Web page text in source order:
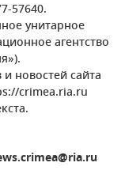
57640.
унитарное
агентство
новостей сайта
crimea.ria.ru